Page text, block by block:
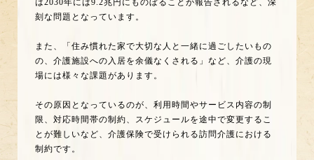
は2030年には9.2兆円にものぼることが報告されるなど、深
刻な問題となっています。
また、「住み慣れた家で大切な人と一緒に過ごしたいもの
の、介護施設への入居を余儀なくされる」など、介護の現
場には様々な課題があります。
その原因となっているのが、利用時間やサービス内容の制
限、対応時間帯の制約、スケジュールを途中で変更するこ
とが難しいなど、介護保険で受けられる訪問介護における
制約です。